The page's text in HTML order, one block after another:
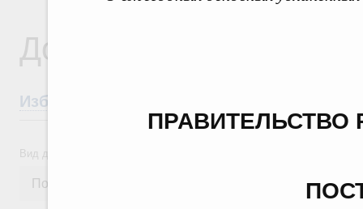
Документы
Избранные документы со справками к
Вид документа